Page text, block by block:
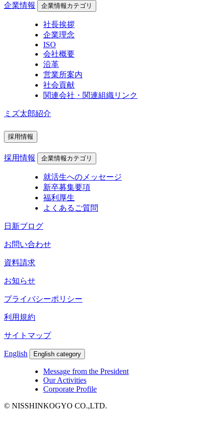
企業情報 企業情報カテゴリ
社長挨拶
企業理念
ISO
会社概要
沿革
営業所案内
社会貢献
関連会社・関連組織リンク
ミズ太郎紹介
採用情報
採用情報 企業情報カテゴリ
就活生へのメッセージ
新卒募集要項
福利厚生
よくあるご質問
日新ブログ
お問い合わせ
資料請求
お知らせ
プライバシーポリシー
利用規約
サイトマップ
English English category
Message from the President
Our Activities
Corporate Profile
© NISSHINKOGYO CO.,LTD.